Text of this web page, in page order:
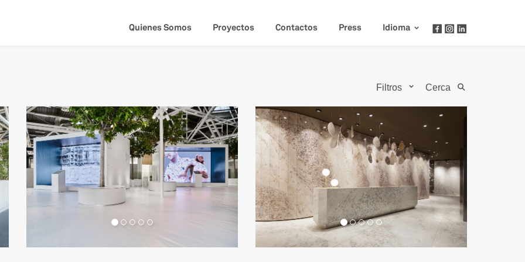
Quienes Somos Proyectos Contactos Press Idioma
Filtros Cerca